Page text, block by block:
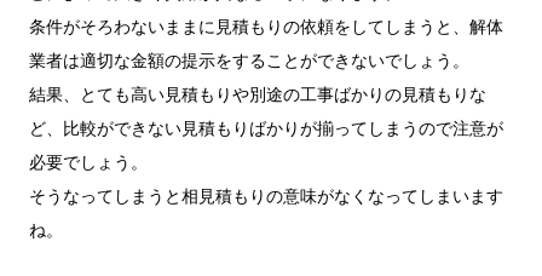
条件がそろわないままに見積もりの依頼をしてしまうと、解体
業者は適切な金額の提示をすることができないでしょう。
結果、とても高い見積もりや別途の工事ばかりの見積もりな
ど、比較ができない見積もりばかりが揃ってしまうので注意が
必要でしょう。
そうなってしまうと相見積もりの意味がなくなってしまいます
ね。